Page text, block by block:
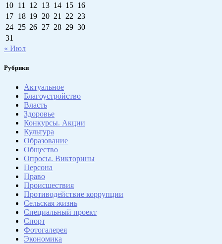
10 11 12 13 14 15 16
17 18 19 20 21 22 23
24 25 26 27 28 29 30
31
« Июл
Рубрики
Актуальное
Благоустройство
Власть
Здоровье
Конкурсы. Акции
Культура
Образование
Общество
Опросы. Викторины
Персона
Право
Происшествия
Противодействие коррупции
Сельская жизнь
Специальный проект
Спорт
Фотогалерея
Экономика